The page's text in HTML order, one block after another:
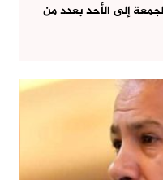
إلى الأحد بعدد من